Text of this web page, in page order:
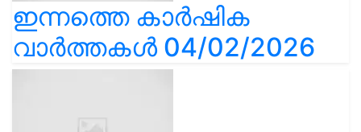
ഇന്നത്തെ കാർഷിക
വാർത്തകൾ 04/02/2026